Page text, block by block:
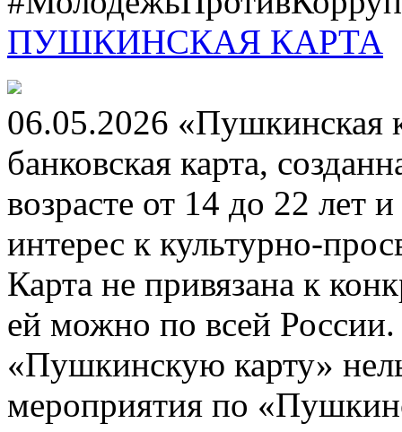
ПУШКИНСКАЯ КАРТА
06.05.2026 «Пушкинская
банковская карта,
возрасте от 14 до 22 лет
интерес к культурно-
Карта не привязана к
ей можно по всей
«Пушкинскую карту»
мероприятия по